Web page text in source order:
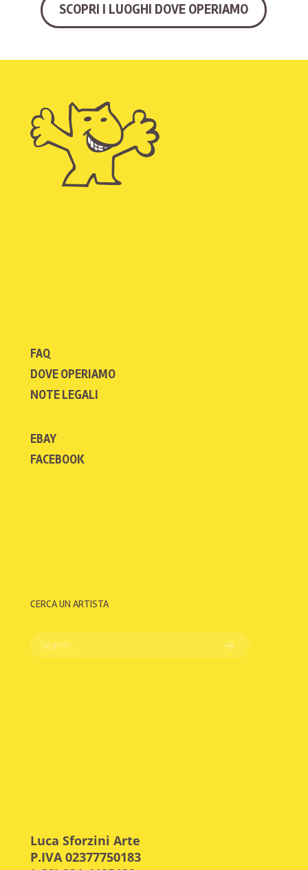
SCOPRI I LUOGHI DOVE OPERIAMO
FAQ
DOVE OPERIAMO
NOTE LEGALI
EBAY
FACEBOOK
CERCA UN ARTISTA
Luca Sforzini Arte
P.IVA 02377750183